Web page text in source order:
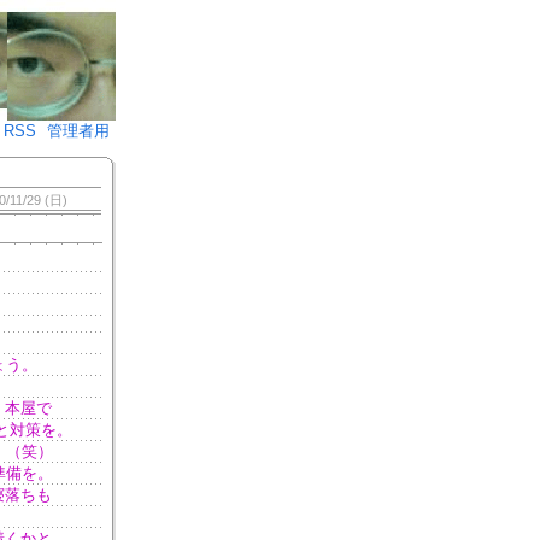
♪)÷2
RSS 管理者用
11/29 (日)
。
本屋で
策を。
笑）
を。
ちも